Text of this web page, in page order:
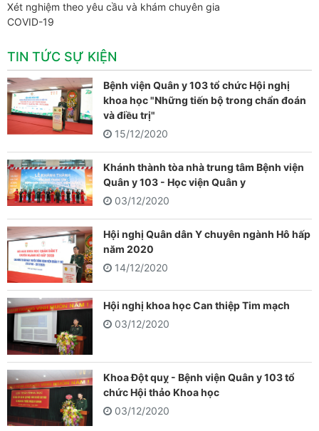
Xét nghiệm theo yêu cầu và khám chuyên gia
COVID-19
TIN TỨC SỰ KIỆN
Bệnh viện Quân y 103 tổ chức Hội nghị
khoa học "Những tiến bộ trong chẩn đoán
và điều trị"
15/12/2020
Khánh thành tòa nhà trung tâm Bệnh viện
Quân y 103 - Học viện Quân y
03/12/2020
Hội nghị Quân dân Y chuyên ngành Hô hấp
năm 2020
14/12/2020
Hội nghị khoa học Can thiệp Tim mạch
03/12/2020
Khoa Đột quỵ - Bệnh viện Quân y 103 tổ
chức Hội thảo Khoa học
03/12/2020